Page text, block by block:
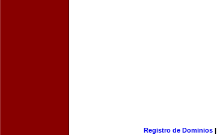
Registro de Dominios|